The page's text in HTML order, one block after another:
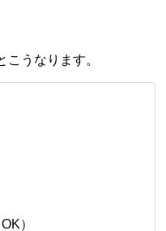
うなります。
）